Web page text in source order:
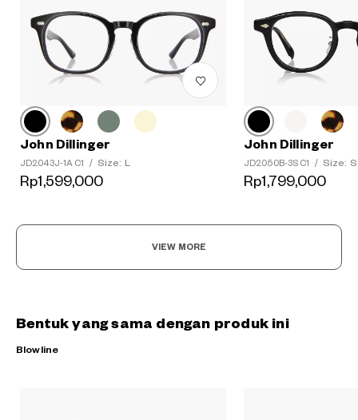
John Dillinger
JD2043J-1A C1 / Size: L
Rp1,599,000
John Dillinger
JD2050B-3S C1 / Size: S
Rp1,799,000
VIEW MORE
Bentuk yang sama dengan produk ini
Blowline